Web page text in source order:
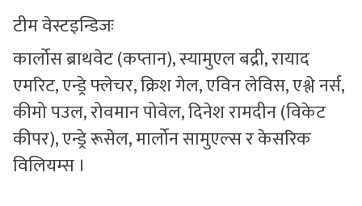
टीम वेस्टइन्डिजः
कार्लोस ब्राथवेट (कप्तान), स्यामुएल बद्री, रायाद
एमरिट, एन्ड्रे फ्लेचर, क्रिश गेल, एविन लेविस, एश्ले नर्स,
कीमो पउल, रोवमान पोवेल, दिनेश रामदीन (विकेट
कीपर), एन्ड्रे रूसेल, मार्लोन सामुएल्स र केसरिक
विलियम्स ।